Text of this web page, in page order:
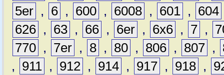
5er , 6 , 600 , 6008 , 601 , 604
626 , 63 , 66 , 6er , 6x6 , 7 ,
770 , 7er , 8 , 80 , 806 , 807 ,
,
911 , 912 , 914 , 917 , 918 ,